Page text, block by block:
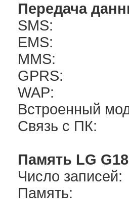
Передача
SMS:
EMS:
MMS:
GPRS:
WAP:
Встроенный
Связь с ПК:
Память LG
Число записей:
Память: